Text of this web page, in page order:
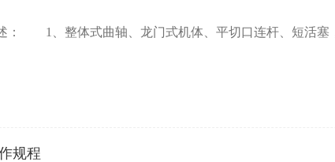
述： 1、整体式曲轴、龙门式机体、平切口连杆、短活
规程